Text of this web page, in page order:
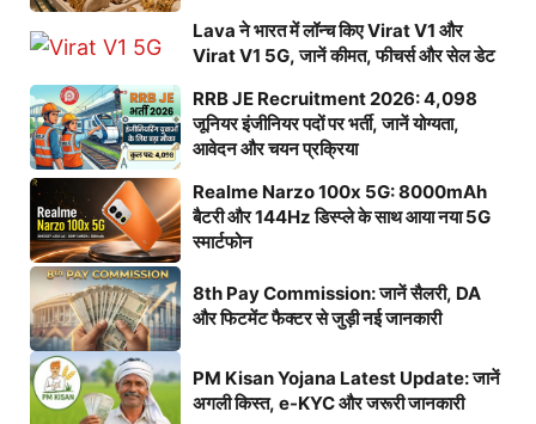
Lava ने भारत में लॉन्च किए Virat V1 और
Virat V1 5G, जानें कीमत, फीचर्स और सेल डेट
RRB JE Recruitment 2026: 4,098
जूनियर इंजीनियर पदों पर भर्ती, जानें योग्यता,
आवेदन और चयन प्रक्रिया
Realme Narzo 100x 5G: 8000mAh
बैटरी और 144Hz डिस्प्ले के साथ आया नया 5G
स्मार्टफोन
8th Pay Commission: जानें सैलरी, DA
और फिटमेंट फैक्टर से जुड़ी नई जानकारी
PM Kisan Yojana Latest Update: जानें
अगली किस्त, e-KYC और जरूरी जानकारी